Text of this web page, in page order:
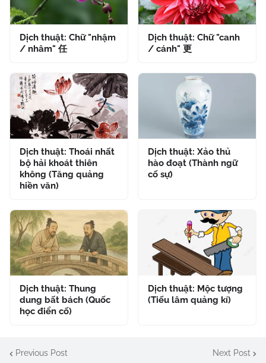
Dịch thuật: Chữ "nhậm
/ nhâm" 任
Dịch thuật: Chữ "canh
/ cánh" 更
Dịch thuật: Thoái nhất
bộ hải khoát thiên
không (Tăng quảng
hiền văn)
Dịch thuật: Xảo thủ
hào đoạt (Thành ngữ
cố sự)
Dịch thuật: Thung
dung bất bách (Quốc
học điển cố)
Dịch thuật: Mộc tượng
(Tiếu lâm quảng kí)
Previous Post Next Post